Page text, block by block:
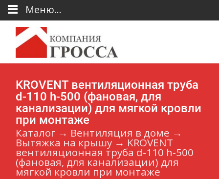
KROVENT вентиляционная труба
d-110 h-500 (фановая, для
канализации) для мягкой кровли
при монтаже
Каталог → Вентиляция в доме →
Вытяжка на крышу → KROVENT
вентиляционная труба d-110 h-500
(фановая, для канализации) для
мягкой кровли при монтаже
Меню...